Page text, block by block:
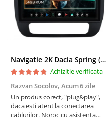
Navigatie 2K Dacia Spring (2021- Prezent), Android, S-Quadcore / 4GB RAM + 64GB ROM, 9.5 Inch - AD-BGS90042K+AD-BGRKIT366V4s
Achizitie verificata
Razvan Socolov, Acum 6 zile
Un produs corect, "plug&play",
daca esti atent la conectarea
cablurilor. Noroc cu asistenta